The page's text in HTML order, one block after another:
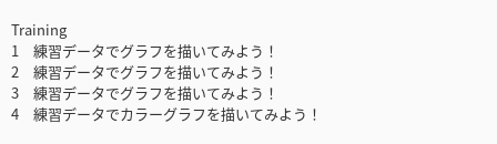
Training
1 練習データでグラフを描いてみよう！
2 練習データでグラフを描いてみよう！
3 練習データでグラフを描いてみよう！
4 練習データでカラーグラフを描いてみよう！